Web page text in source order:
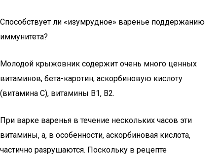
Способствует ли «изумрудное» варенье поддержанию
иммунитета?
Молодой крыжовник содержит очень много ценных
витаминов, бета-каротин, аскорбиновую кислоту
(витамина С), витамины В1, В2.
При варке варенья в течение нескольких часов эти
витамины, а, в особенности, аскорбиновая кислота,
частично разрушаются. Поскольку в рецепте